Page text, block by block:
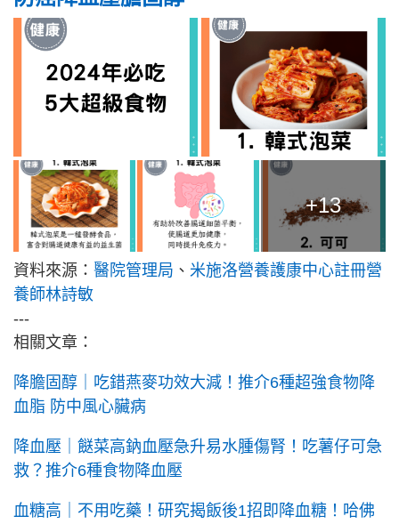
+13
資料來源： 醫院管理局 、 米施洛營養護康中心註冊營
養師林詩敏
---
相關文章：
降膽固醇｜吃錯燕麥功效大減！推介6種超強食物降
血脂 防中風心臟病
降血壓｜餸菜高鈉血壓急升易水腫傷腎！吃薯仔可急
救？推介6種食物降血壓
血糖高｜不用吃藥！研究揭飯後1招即降血糖！哈佛